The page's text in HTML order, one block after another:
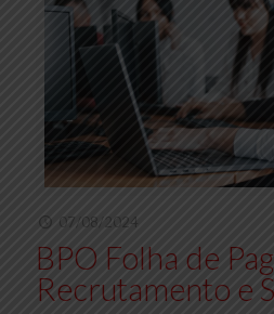
07/08/2024
BPO Folha de
Recrutamento e